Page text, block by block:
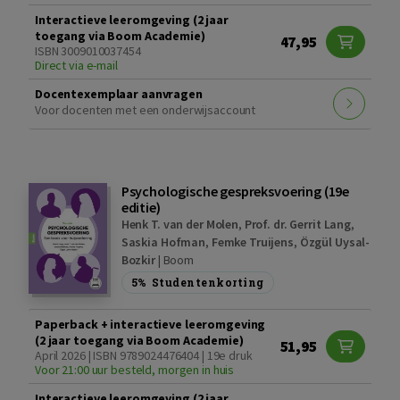
Interactieve leeromgeving (2 jaar
toegang via Boom Academie)
ISBN 3009010037454
Direct via e-mail
47,95
Docentexemplaar aanvragen
Voor docenten met een onderwijsaccount
Psychologische gespreksvoering (19e
editie)
Henk T. van der Molen, Prof. dr. Gerrit Lang,
Saskia Hofman, Femke Truijens, Özgül Uysal-
Bozkir| Boom
5% Studentenkorting
Paperback + interactieve leeromgeving
(2 jaar toegang via Boom Academie)
April 2026 | ISBN 9789024476404 | 19e druk
Voor 21:00 uur besteld, morgen in huis
51,95